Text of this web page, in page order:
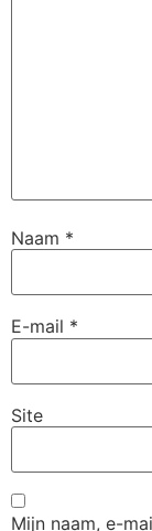
Naam *
E-mail *
Site
Mijn naam, e-